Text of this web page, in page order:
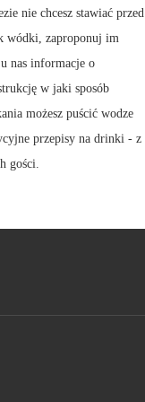
nie chcesz stawiać przed
wódki, zaproponuj im
nas informacje o
w jaki sposób
możesz puścić wodze
przepisy na drinki - z
gości.